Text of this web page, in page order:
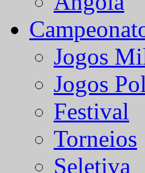
Jogos
Jogos
Festival
Torneios
Seletiva